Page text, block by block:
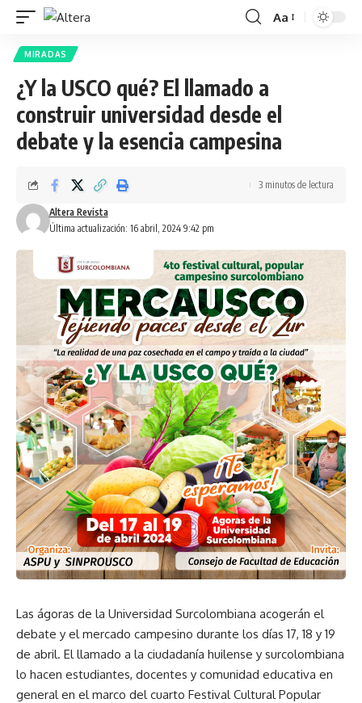
Aa
MIRADAS
¿Y la USCO qué? El llamado a
construir universidad desde el
debate y la esencia campesina
Última actualización: 16 abril, 2024 9:42 pm
Altera Revista
3 minutos de lectura
Las ágoras de la Universidad Surcolombiana acogerán el
debate y el mercado campesino durante los días 17, 18 y 19
de abril. El llamado a la ciudadanía huilense y surcolombiana
lo hacen estudiantes, docentes y comunidad educativa en
general en el marco del cuarto Festival Cultural Popular